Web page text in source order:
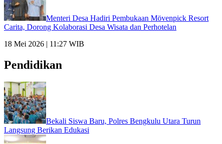
Menteri Desa Hadiri Pembukaan Mövenpick Resort
Carita, Dorong Kolaborasi Desa Wisata dan Perhotelan
18 Mei 2026 | 11:27 WIB
Pendidikan
Bekali Siswa Baru, Polres Bengkulu Utara Turun
Langsung Berikan Edukasi